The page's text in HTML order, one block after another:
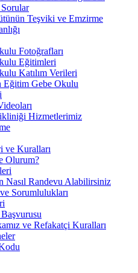
Teşviki ve Emzirme
Fotoğrafları
Eğitimleri
Katılım Verileri
Eğitim Gebe Okulu
Hizmetlerimiz
ve Kuralları
Olurum?
Nasıl Randevu Alabilirsiniz
Sorumlulukları
ve Refakatçi Kuralları